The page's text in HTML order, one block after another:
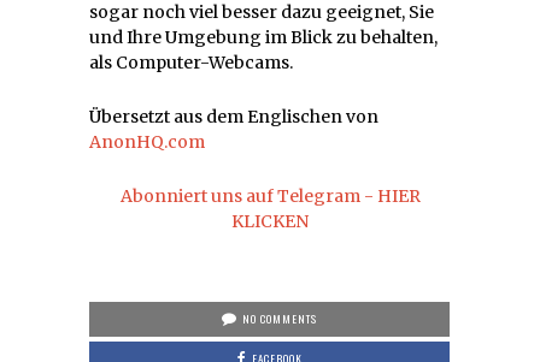
sogar noch viel besser dazu geeignet, Sie
und Ihre Umgebung im Blick zu behalten,
als Computer-Webcams.
Übersetzt aus dem Englischen von
AnonHQ.com
Abonniert uns auf Telegram - HIER
KLICKEN
NO COMMENTS